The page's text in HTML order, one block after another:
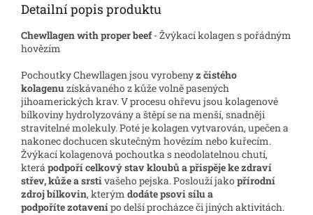
Detailní popis produktu
Chewllagen with proper beef- Žvýkací kolagen s pořádným
hovězím
Pochoutky Chewllagen jsou vyrobenyz čistého
kolagenuzískávaného z kůže volně pasených
jihoamerických krav. V procesu ohřevu jsou kolagenové
bílkoviny hydrolyzovány a štěpí se na menší, snadněji
stravitelné molekuly. Poté je kolagen vytvarován, upečen a
nakonec dochucen skutečným hovězím nebo kuřecím.
Žvýkací kolagenová pochoutka s neodolatelnou chutí,
kterápodpoří celkový stav kloubůa přispěje ke zdraví
střev, kůže a srstivašeho pejska. Poslouží jakopřírodní
zdroj bílkovin, kterým dodáte psovi sílu a
podpoříte zotavenípo delší procházce či jiných aktivitách.